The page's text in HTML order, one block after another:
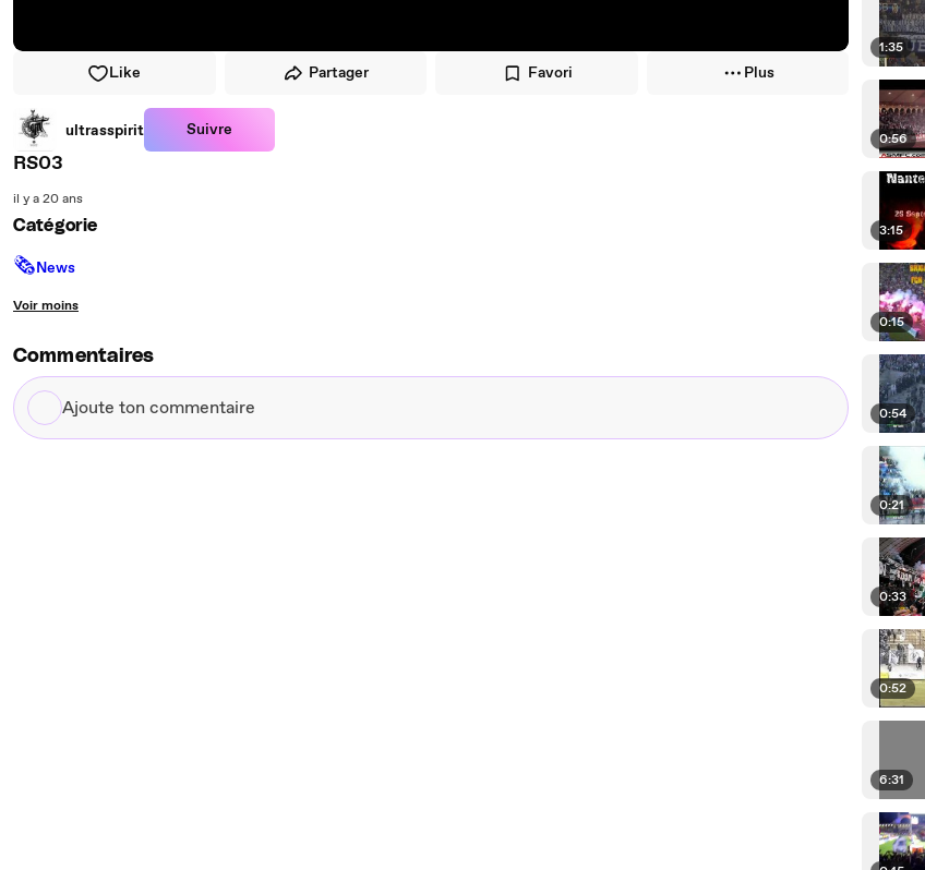
Like Partager Favori Plus
ultrasspirit Suivre
RS03
il y a 20 ans
Catégorie
🗞News
Voir moins
Commentaires
Ajoute
ton
1:35
0:56
3:15
0:15
0:54
0:21
0:33
0:52
6:31